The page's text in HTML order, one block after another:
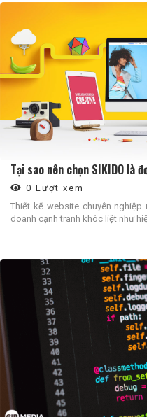
Tại sao nên chọn SIKIDO là
0 Lượt xem
Thiết kế website chuyên
doanh cạnh tranh khóc liệt như